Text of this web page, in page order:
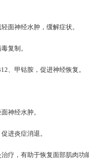
面神经水肿，缓解症状。
复制。
、甲钴胺，促进神经恢复。
神经水肿。
进炎症消退。
疗，有助于恢复面部肌肉功